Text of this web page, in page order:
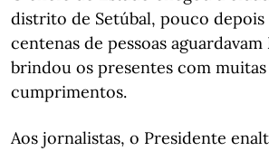
distrito de Setúbal, pouco depois
centenas de pessoas
brindou os presentes com
cumprimentos.
Aos jornalistas, o Presidente